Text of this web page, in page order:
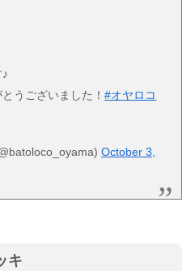
うございました！#オヤロコ
October 3,
キ